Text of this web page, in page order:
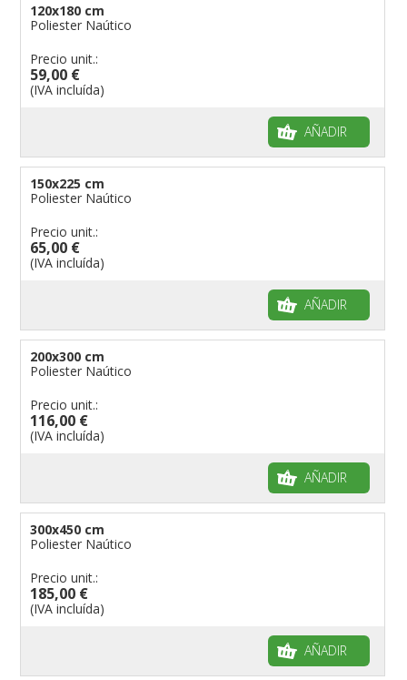
120x180 cm
Poliester Naútico
Precio unit.:
59,00 €
(IVA incluída)
AÑADIR
150x225 cm
Poliester Naútico
Precio unit.:
65,00 €
(IVA incluída)
AÑADIR
200x300 cm
Poliester Naútico
Precio unit.:
116,00 €
(IVA incluída)
AÑADIR
300x450 cm
Poliester Naútico
Precio unit.:
185,00 €
(IVA incluída)
AÑADIR